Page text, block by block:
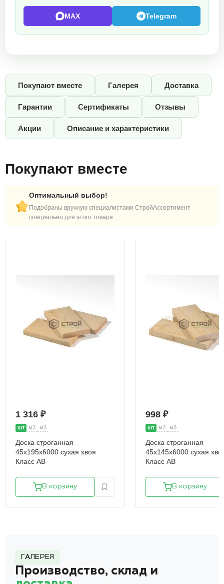
MAX Telegram
Покупают вместе Галерея Доставка
Гарантии Сертификаты Отзывы
Акции Описание и характеристики
Покупают вместе
Оптимальный выбор!
Подобраны вручную специалистами СтройАссортимент
специально для этого товара.
1 316 ₽
шт м2 м3
Доска строганная
45х195х6000 сухая хвоя
Класс АВ
В корзину
998 ₽
шт м2 м3
Доска строганная
45х145х6000 сухая
Класс АВ
В корзину
ГАЛЕРЕЯ
Производство, склад и